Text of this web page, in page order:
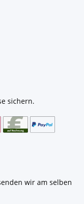
sichern.
wir am selben